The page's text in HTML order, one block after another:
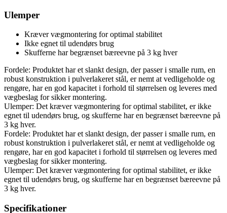
Ulemper
Kræver vægmontering for optimal stabilitet
Ikke egnet til udendørs brug
Skufferne har begrænset bæreevne på 3 kg hver
Fordele: Produktet har et slankt design, der passer i smalle rum, en
robust konstruktion i pulverlakeret stål, er nemt at vedligeholde og
rengøre, har en god kapacitet i forhold til størrelsen og leveres med
vægbeslag for sikker montering.
Ulemper: Det kræver vægmontering for optimal stabilitet, er ikke
egnet til udendørs brug, og skufferne har en begrænset bæreevne på
3 kg hver.
Fordele: Produktet har et slankt design, der passer i smalle rum, en
robust konstruktion i pulverlakeret stål, er nemt at vedligeholde og
rengøre, har en god kapacitet i forhold til størrelsen og leveres med
vægbeslag for sikker montering.
Ulemper: Det kræver vægmontering for optimal stabilitet, er ikke
egnet til udendørs brug, og skufferne har en begrænset bæreevne på
3 kg hver.
Specifikationer